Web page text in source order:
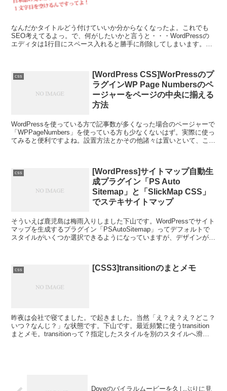
なんだかタイトルどう付けていいか分からなくなったよ。これでも
SEO考えてるよっ。で、何がしたいかと言うと・・・WordPressの
エディタは1行目にスペース入れると勝手に削除してしまいます。ま
css
[WordPress CSS]WorPressのプ
ラグインWP Page Numbersのペ
ージャーをページの中央に揃える
方法
WordPressを使っている方で記事数が多くなった場合のページャーで
「WPPageNumbers」を使っている方も少なくないはず。実際に使っ
てみると便利ですよね。設置方法とかその他諸々は置いといて、この
css
[WordPress]サイトマップ自動生
成プラグイン「PS Auto
Sitemap」と「SlickMap CSS」
でステキサイトマップ
そういえば鹿児島は梅雨入りしました下山です。WordPressでサイト
マップを生成するプラグイン「PSAutoSitemap」ってデフォルトで
スタイルがいくつか選択できるようになっていますが、デザインがス
css [CSS3]transitionのまとメモ
昨夜は会社で寝てました。で起きました。当然「え？え？え？どこ？
いつ？なんじ？」な状態です。下山です。最近頻繁に使うtransition
まとメモ。transitionって？指定したスタイルを別のスタイルへ滑ら
Doveのバイラルムービーを久しぶりに見